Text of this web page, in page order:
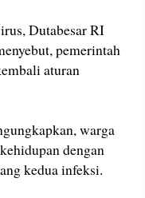
Dutabesar RI
pemerintah
aturan
warga
dengan
kedua infeksi.